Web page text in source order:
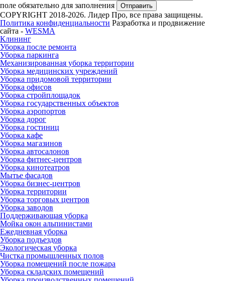
поле обязательно для заполнения
Отправить
COPYRIGHT 2018-2026. Лидер Про, все права защищены.
Политика конфиденциальности Разработка и продвижение
сайта - WESMA
Клининг
Уборка после ремонта
Уборка паркинга
Механизированная уборка территории
Уборка медицинских учреждений
Уборка придомовой территории
Уборка офисов
Уборка стройплощадок
Уборка государственных объектов
Уборка аэропортов
Уборка дорог
Уборка гостиниц
Уборка кафе
Уборка магазинов
Уборка автосалонов
Уборка фитнес-центров
Уборка кинотеатров
Мытье фасадов
Уборка бизнес-центров
Уборка территории
Уборка торговых центров
Уборка заводов
Поддерживающая уборка
Мойка окон альпинистами
Ежедневная уборка
Уборка подъездов
Экологическая уборка
Чистка промышленных полов
Уборка помещений после пожара
Уборка складских помещений